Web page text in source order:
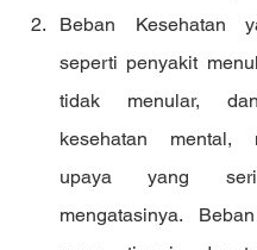
Beban Kesehatan
seperti penyakit
tidak menular,
kesehatan mental,
upaya yang
mengatasinya.